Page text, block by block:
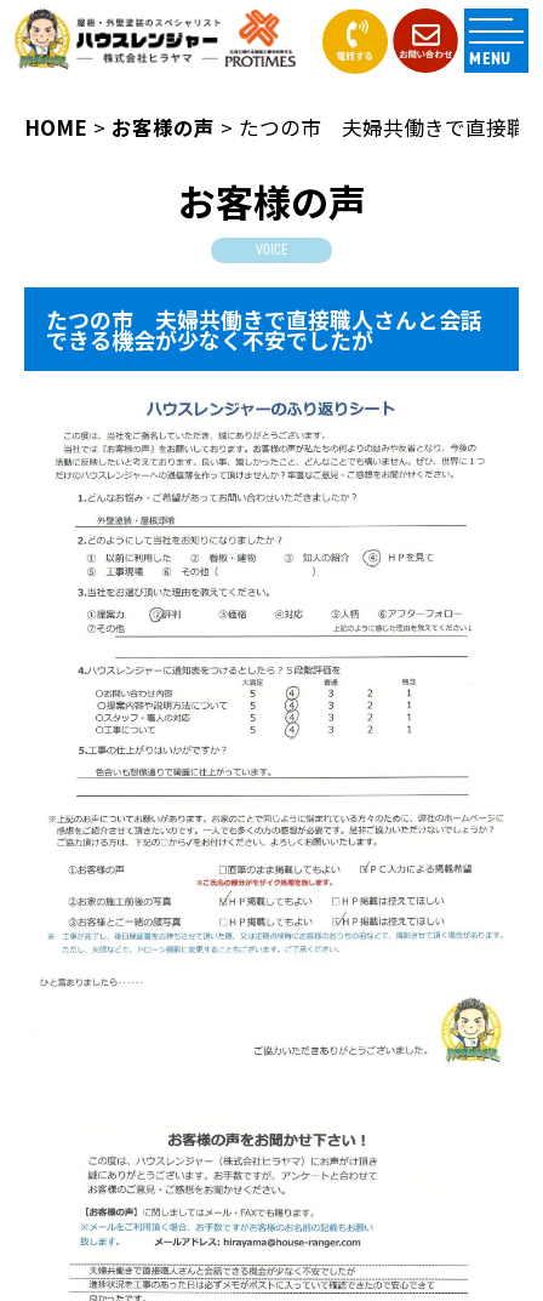
MENU
HOME お客様の声 たつの市 夫婦共働きで直接職
お客様の声
VOICE
たつの市 夫婦共働きで直接職人さんと会話
できる機会が少なく不安でしたが